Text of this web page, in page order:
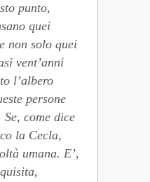
punto,
quei
non solo quei
vent’anni
l’albero
persone
come dice
la Cecla,
umana. E’,